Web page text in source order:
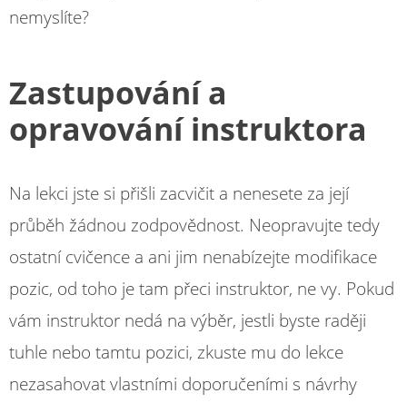
nemyslíte?
Zastupování a
opravování instruktora
Na lekci jste si přišli zacvičit a nenesete za její
průběh žádnou zodpovědnost. Neopravujte tedy
ostatní cvičence a ani jim nenabízejte modifikace
pozic, od toho je tam přeci instruktor, ne vy. Pokud
vám instruktor nedá na výběr, jestli byste raději
tuhle nebo tamtu pozici, zkuste mu do lekce
nezasahovat vlastními doporučeními s návrhy